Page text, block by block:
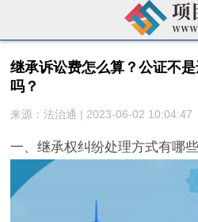
继承诉讼费怎么算？公证不
吗？
来源：法治通 | 2023-06-02 10:04:47
一、继承权纠纷处理方式有哪些